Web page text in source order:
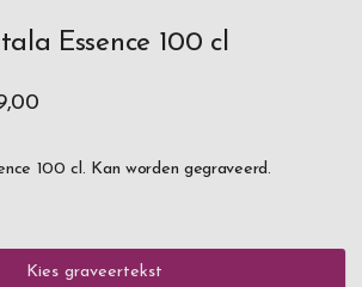
Essence 100 cl
100 cl. Kan worden gegraveerd.
Kies graveertekst